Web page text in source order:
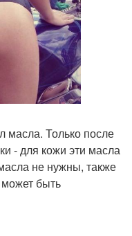
масла. Только после
- для кожи эти масла
не нужны, также
быть